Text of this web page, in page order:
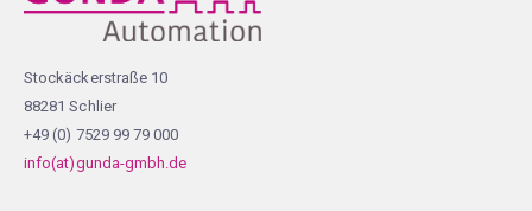
Stockäckerstraße 10
88281 Schlier
+49 (0) 7529 99 79 000
info(at)gunda-gmbh.de